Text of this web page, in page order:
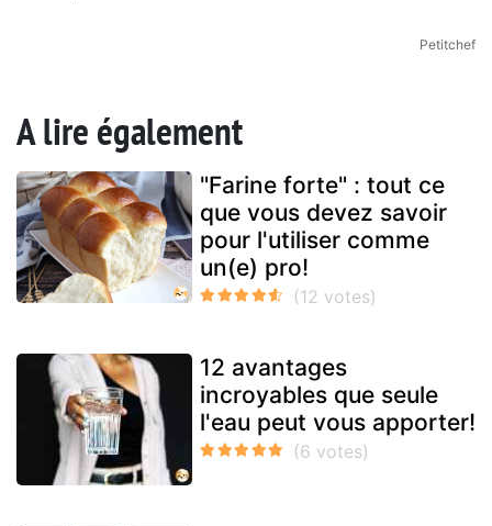
Petitchef
A lire également
"Farine forte" : tout ce
que vous devez savoir
pour l'utiliser comme
un(e) pro!
12 avantages
incroyables que seule
l'eau peut vous apporter!